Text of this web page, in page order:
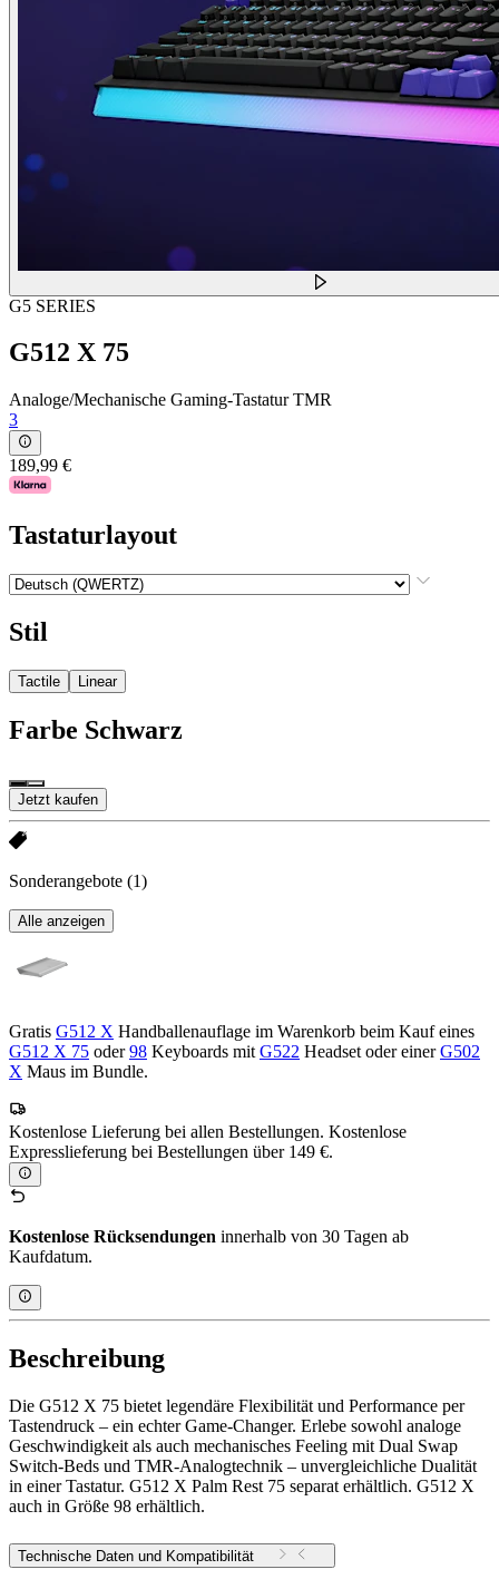
G5 SERIES
G512 X 75
Analoge/Mechanische Gaming-Tastatur TMR
3
189,99 €
Tastaturlayout
Stil
Tactile Linear
Farbe Schwarz
Jetzt kaufen
Sonderangebote (1)
Alle anzeigen
Gratis G512 X Handballenauflage im Warenkorb beim Kauf eines
G512 X 75 oder98 Keyboards mit G522 Headset oder einerG502
X Maus im Bundle.
Kostenlose Lieferung bei allen Bestellungen. Kostenlose
Expresslieferung bei Bestellungen über 149 €.
Kostenlose Rücksendungen innerhalb von 30 Tagen ab
Kaufdatum.
Beschreibung
Die G512 X 75 bietet legendäre Flexibilität und Performance per
Tastendruck – ein echter Game-Changer. Erlebe sowohl analoge
Geschwindigkeit als auch mechanisches Feeling mit Dual Swap
Switch-Beds und TMR-Analogtechnik – unvergleichliche Dualität
in einer Tastatur. G512 X Palm Rest 75 separat erhältlich. G512 X
auch in Größe 98 erhältlich.
Technische Daten und Kompatibilität